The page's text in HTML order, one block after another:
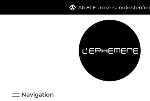
Zum Hauptinhalt springenAb 81 Euro versandkostenfrei
Navigation